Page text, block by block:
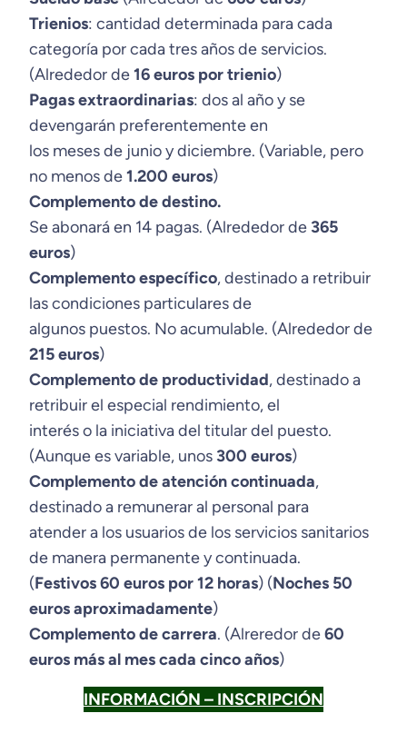
Trienios: cantidad determinada para cada
categoría por cada tres años de servicios.
(Alrededor de16 euros por trienio)
Pagas extraordinarias: dos al año y se
devengarán preferentemente en
los meses de junio y diciembre. (Variable, pero
no menos de1.200 euros)
Complemento de destino.
Se abonará en 14 pagas. (Alrededor de 365
euros)
Complemento específico, destinado a retribuir
las condiciones particulares de
algunos puestos. No acumulable. (Alrededor de
215 euros)
Complemento de productividad, destinado a
retribuir el especial rendimiento, el
interés o la iniciativa del titular del puesto.
(Aunque es variable, unos 300 euros)
Complemento de atención continuada,
destinado a remunerar al personal para
atender a los usuarios de los servicios sanitarios
de manera permanente y continuada.
(Festivos 60 euros por 12 horas) (Noches 50
euros aproximadamente)
Complemento de carrera. (Alreredor de60
euros más al mes cada cinco años)
INFORMACIÓN – INSCRIPCIÓN